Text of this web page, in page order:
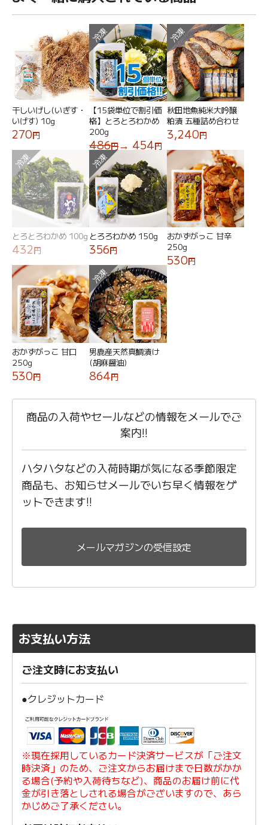
干しいげし(いぎす・
いげす) 10g
270円
【15袋単位で割引価
格】とろとろわかめ
200g
486円→ 454円
冷凍
秋田地魚純米大吟醸
粕漬 五種詰め合わせ
3,240円
冷凍
とろとろわかめ 100g
432円
冷凍
とろろわかめ 150g
356円
冷凍
おかずがっこ 甘辛
250g
530円
おかずがっこ 甘口
250g
530円
男鹿産天然真鯛漬け
(胡麻醤油)
864円
冷凍
商品の入荷やセールなどの情報をメールでご
案内!!
ハタハタなどの入荷時期が気になる季節限定
商品も、お知らせメールでいち早く情報をゲ
ットできます!!
メールマガジンの受信設定
お支払い方法
ご注文時にお支払い
●クレジットカード
※現在採用しているカード決済サービスが「ご注文
時決済」のため、ご注文からお届けまで日数がかか
る場合(予約や入荷待ちなど)、商品のお届け前に代
金が引き落としされる場合がございますので、あら
かじめご了承ください。